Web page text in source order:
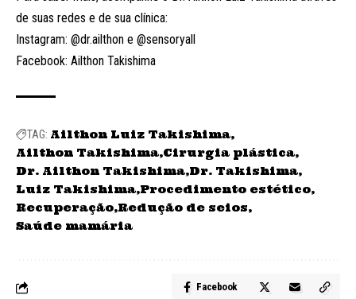
de suas redes e de sua clínica:
Instagram: @dr.ailthon e @sensoryall
Facebook: Ailthon Takishima
TAG: Ailthon Luiz Takishima
Ailthon Takishima Cirurgia plástica
Dr. Ailthon Takishima Dr. Takishima
Luiz Takishima Procedimento estético
Recuperação Redução de seios
Saúde mamária
Facebook